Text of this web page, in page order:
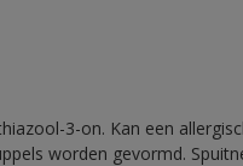
3-on. Kan een
worden gevormd.